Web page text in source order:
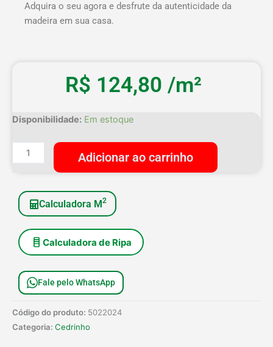
Adquira o seu agora e desfrute da autenticidade da
madeira em sua casa.
R$ 124,80 /m²
Disponibilidade: Em estoque
Forro
Marinheiro
Segunda
10cm
quantidade
Adicionar ao carrinho
Calculadora M2
Calculadora de Ripa
Fale pelo WhatsApp
Código do produto: 5022024
Categoria: Cedrinho